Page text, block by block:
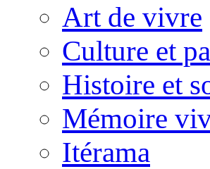
Art de vivre
Culture et
Histoire et
Mémoire
Itérama